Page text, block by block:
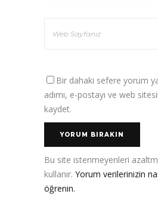
Bir dahaki sefere yorum
adımı, e-postayı ve web
kaydet.
Bu site istenmeyenleri
kullanır. Yorum verilerinizin
öğrenin.